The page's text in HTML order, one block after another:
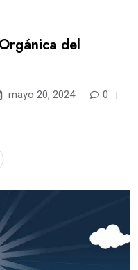
del
mayo 20, 2024
0